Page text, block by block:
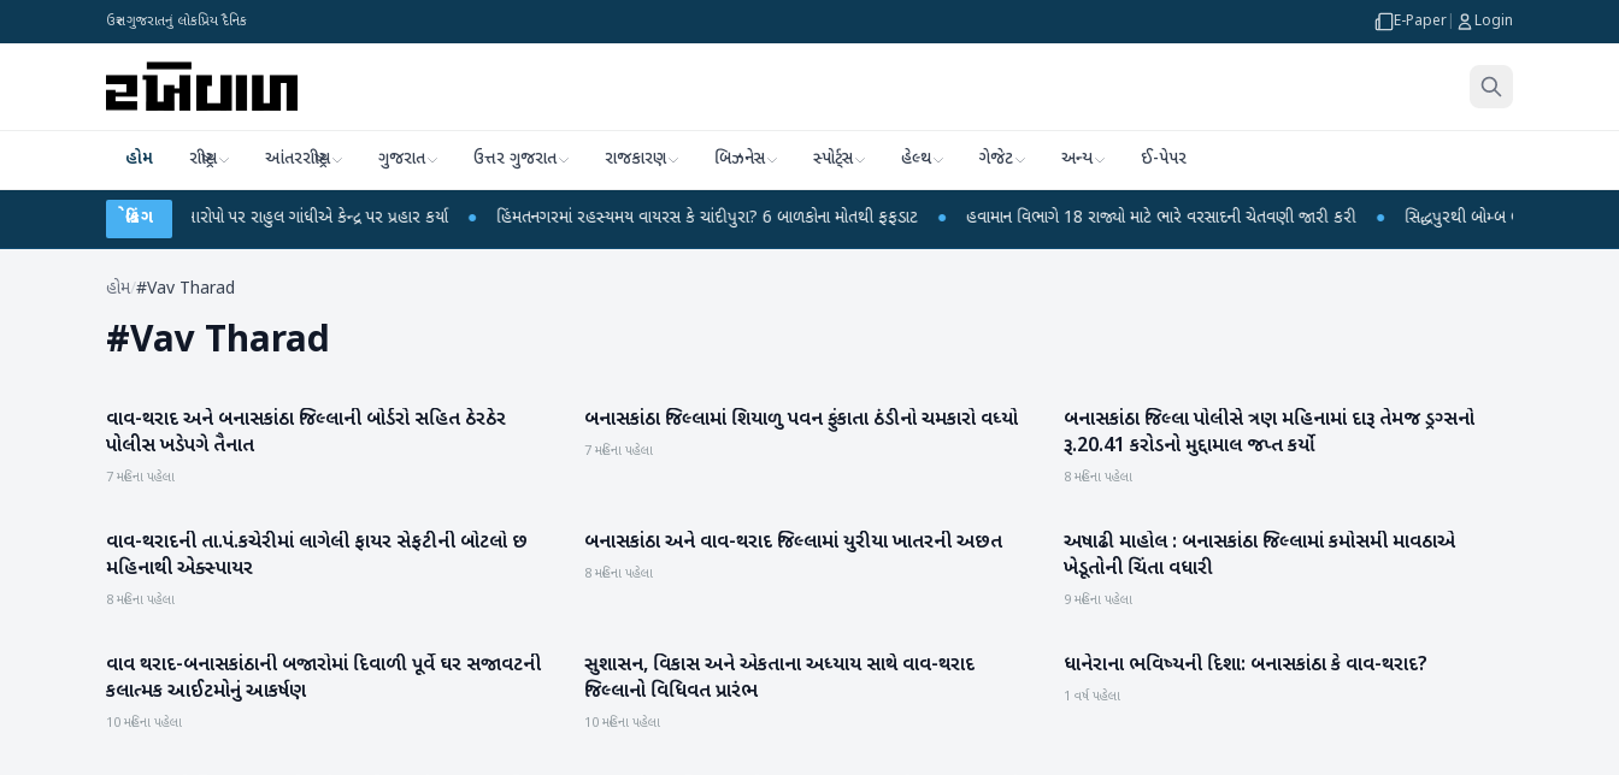
ઉત્તર ગુજરાતનું લોકપ્રિય દૈનિક E-Paper Login
હોમ રાષ્ટ્રીય આંતરરાષ્ટ્રીય ગુજરાત ઉત્તર ગુજરાત રાજકારણ બિઝનેસ સ્પોર્ટ્સ હેલ્થ ગેજેટ અન્ય ઈ-પેપર
બ્રેકિંગ
પરીક્ષા લીકના આરોપો પર રાહુલ ગાંધીએ કેન્દ્ર પર પ્રહાર કર્યા ● હિંમતનગરમાં રહસ્યમય વાયરસ કે ચાંદીપુરા? 6 બાળકોના મોતથી ફફડાટ ● હવામાન વિભાગે 18 રાજ્યો માટે ભારે વરસાદની ચેતવણી જારી કરી ● સિદ્ધપુરથી બોમ્બ બનાવવાની સામગ્રી સાથે
હોમ/#Vav Tharad
#Vav Tharad
બનાસકાંઠા
વાવ-થરાદ અને બનાસકાંઠા જિલ્લાની બોર્ડરો સહિત ઠેરઠેર
પોલીસ ખડેપગે તૈનાત
7 મહિના પહેલા
બનાસકાંઠા
બનાસકાંઠા જિલ્લામાં શિયાળુ પવન ફુંકાતા ઠંડીનો ચમકારો વધ્યો
7 મહિના પહેલા
બનાસકાંઠા
બનાસકાંઠા જિલ્લા પોલીસે ત્રણ મહિનામાં દારૂ તેમજ ડ્રગ્સનો
રૂ.20.41 કરોડનો મુદ્દામાલ જપ્ત કર્યો
8 મહિના પહેલા
વાવ-થરાદ
વાવ-થરાદની તા.પં.કચેરીમાં લાગેલી ફાયર સેફટીની બોટલો છ
મહિનાથી એક્સ્પાયર
8 મહિના પહેલા
બનાસકાંઠા
બનાસકાંઠા અને વાવ-થરાદ જિલ્લામાં યુરીયા ખાતરની અછત
8 મહિના પહેલા
બનાસકાંઠા
અષાઢી માહોલ : બનાસકાંઠા જિલ્લામાં કમોસમી માવઠાએ
ખેડૂતોની ચિંતા વધારી
9 મહિના પહેલા
બનાસકાંઠા
વાવ થરાદ-બનાસકાંઠાની બજારોમાં દિવાળી પૂર્વે ઘર સજાવટની
કલાત્મક આઈટમોનું આકર્ષણ
10 મહિના પહેલા
બનાસકાંઠા
સુશાસન, વિકાસ અને એકતાના અધ્યાય સાથે વાવ-થરાદ
જિલ્લાનો વિધિવત પ્રારંભ
10 મહિના પહેલા
બનાસકાંઠા
ધાનેરાના ભવિષ્યની દિશા: બનાસકાંઠા કે વાવ-થરાદ?
1 વર્ષ પહેલા